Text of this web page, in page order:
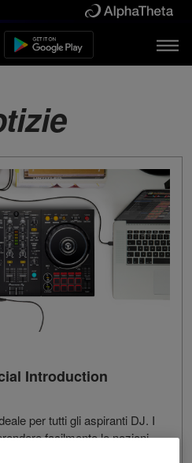
Introduction
per tutti gli aspiranti DJ. I
facilmente le nozioni